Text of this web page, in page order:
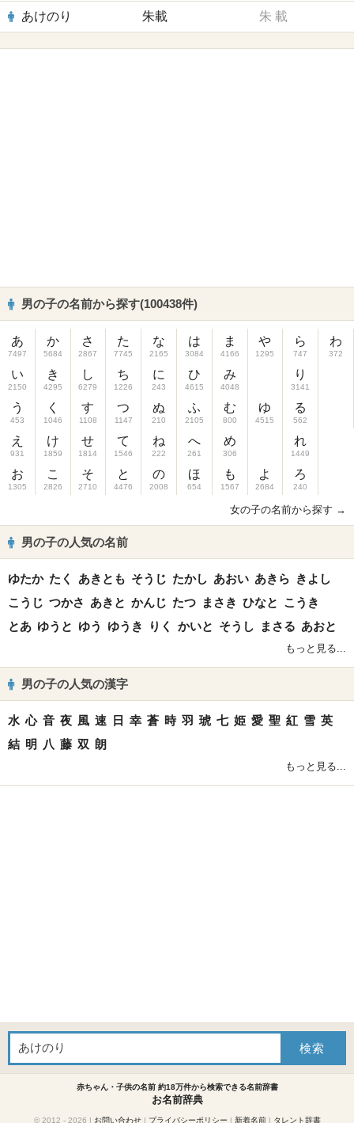
あけのり 朱載 朱 載
男の子の名前から探す(100438件)
あ
7497
い
2150
う
453
え
931
お
1305
か
5684
き
4295
く
1046
け
1859
こ
2826
さ
2867
し
6279
す
1108
せ
1814
そ
2710
た
7745
ち
1226
つ
1147
て
1546
と
4476
な
2165
に
243
ぬ
210
ね
222
の
2008
は
3084
ひ
4615
ふ
2105
へ
261
ほ
654
ま
4166
み
4048
む
800
め
306
も
1567
や
1295
ゆ
4515
よ
2684
ら
747
り
3141
る
562
れ
1449
ろ
240
わ
372
女の子の名前から探す →
男の子の人気の名前
ゆたか たく あきとも そうじ たかし あおい あきら きよし
こうじ つかさ あきと かんじ たつ まさき ひなと こうき
とあ ゆうと ゆう ゆうき りく かいと そうし まさる あおと
もっと見る...
男の子の人気の漢字
水 心 音 夜 風 速 日 幸 蒼 時 羽 琥 七 姫 愛 聖 紅 雪 英
結 明 八 藤 双 朗
もっと見る...
赤ちゃん・子供の名前 約18万件から検索できる名前辞書
お名前辞典
© 2012 - 2026 | お問い合わせ| プライバシーポリシー | 新着名前| タレント辞書